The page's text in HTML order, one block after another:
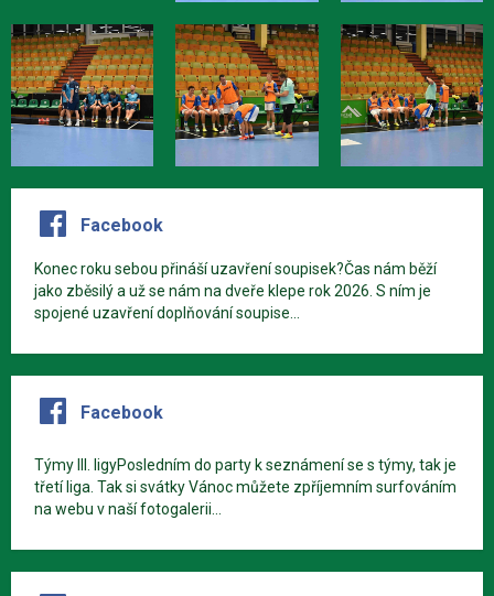
Facebook
Konec roku sebou přináší uzavření soupisek?Čas nám běží
jako zběsilý a už se nám na dveře klepe rok 2026. S ním je
spojené uzavření doplňování soupise...
Facebook
Týmy III. ligyPosledním do party k seznámení se s týmy, tak je
třetí liga. Tak si svátky Vánoc můžete zpříjemním surfováním
na webu v naší fotogalerii...